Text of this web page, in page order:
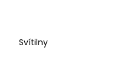
Svítilny